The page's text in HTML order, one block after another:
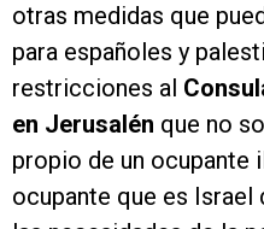
otras medidas que
para españoles y
restricciones al
en Jerusalén que no
propio de un ocupante
ocupante que es Israel